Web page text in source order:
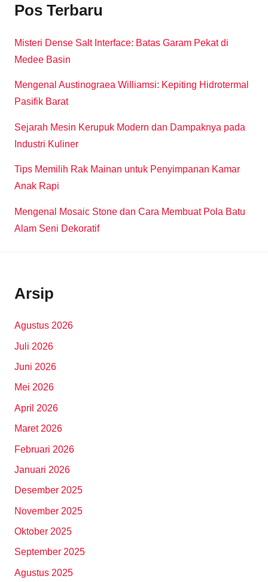
Pos Terbaru
Misteri Dense Salt Interface: Batas Garam Pekat di
Medee Basin
Mengenal Austinograea Williamsi: Kepiting Hidrotermal
Pasifik Barat
Sejarah Mesin Kerupuk Modern dan Dampaknya pada
Industri Kuliner
Tips Memilih Rak Mainan untuk Penyimpanan Kamar
Anak Rapi
Mengenal Mosaic Stone dan Cara Membuat Pola Batu
Alam Seni Dekoratif
Arsip
Agustus 2026
Juli 2026
Juni 2026
Mei 2026
April 2026
Maret 2026
Februari 2026
Januari 2026
Desember 2025
November 2025
Oktober 2025
September 2025
Agustus 2025